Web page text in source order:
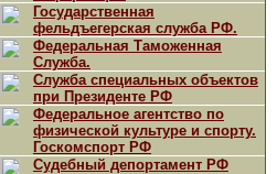
Государственная
фельдъегерская служба РФ.
Федеральная Таможенная
Служба.
Служба специальных объектов
при Президенте РФ
Федеральное агентство по
физической культуре и спорту.
Госкомспорт РФ
Судебный депортамент РФ